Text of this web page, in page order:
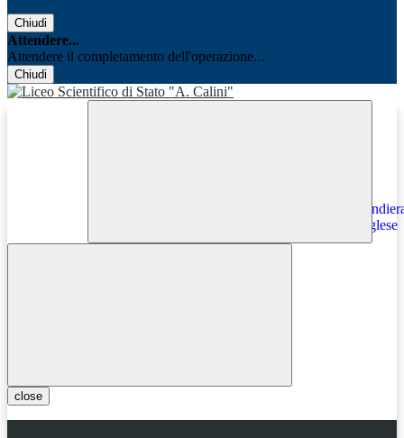
Chiudi
Attendere...
Attendere il completamento dell'operazione...
Chiudi
close